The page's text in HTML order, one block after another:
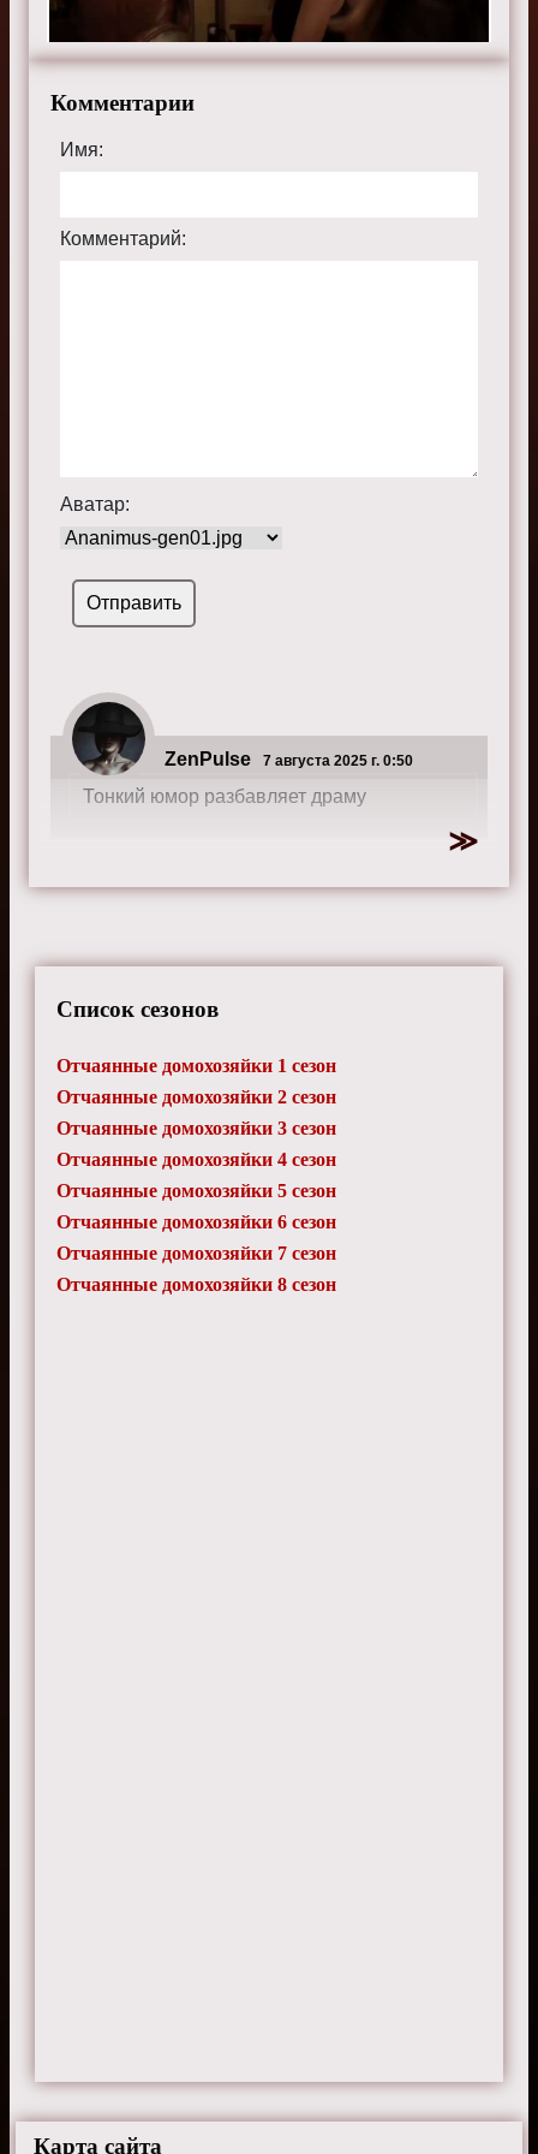
Комментарии
Имя:
Комментарий:
Аватар:
ZenPulse 7 августа 2025 г. 0:50
Тонкий юмор разбавляет драму
Список сезонов
Отчаянные домохозяйки 1 сезон
Отчаянные домохозяйки 2 сезон
Отчаянные домохозяйки 3 сезон
Отчаянные домохозяйки 4 сезон
Отчаянные домохозяйки 5 сезон
Отчаянные домохозяйки 6 сезон
Отчаянные домохозяйки 7 сезон
Отчаянные домохозяйки 8 сезон
Карта сайта